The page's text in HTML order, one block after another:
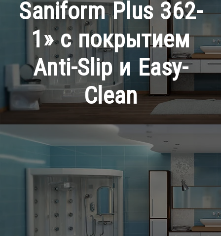
Saniform Plus 362-
1» с покрытием
Anti-Slip и Easy-
Clean